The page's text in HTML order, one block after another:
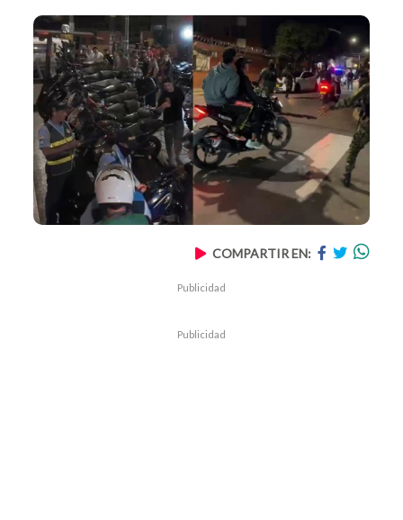
COMPARTIR EN:
Publicidad
Publicidad